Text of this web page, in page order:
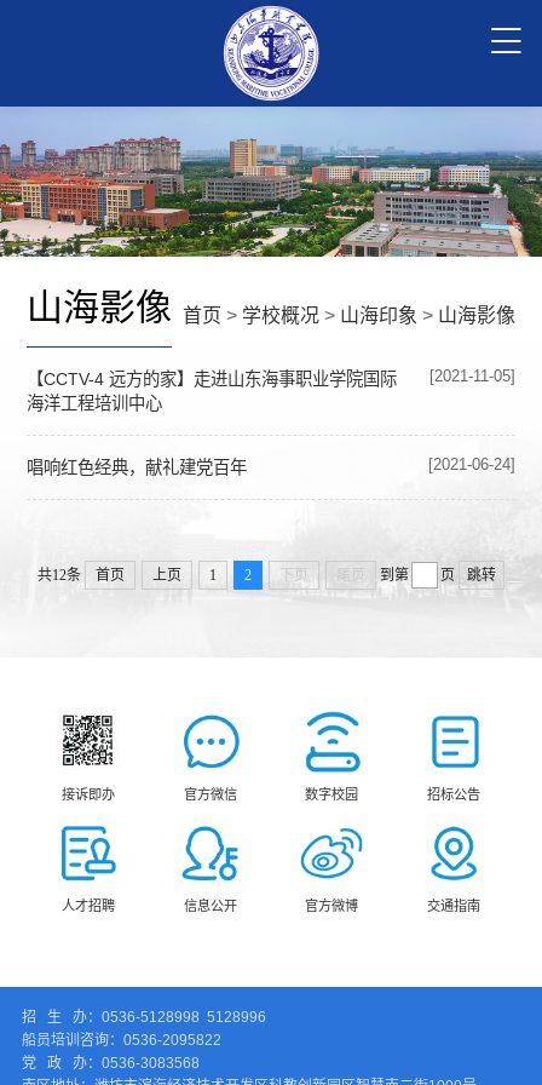
首页 > 学校概况> 山海印象 > 山海影像
山海影像
【CCTV-4 远方的家】走进山东海事职业学院国际
海洋工程培训中心
[2021-11-05]
唱响红色经典，献礼建党百年 [2021-06-24]
共12条 首页 上页 1 2 下页 到第 页 跳转
接诉即办 官方微信 数字校园 招标公告
人才招聘 信息公开 官方微博 交通指南
招 生 办：0536-5128998 5128996
船员培训咨询：0536-2095822
党 政 办：0536-3083568